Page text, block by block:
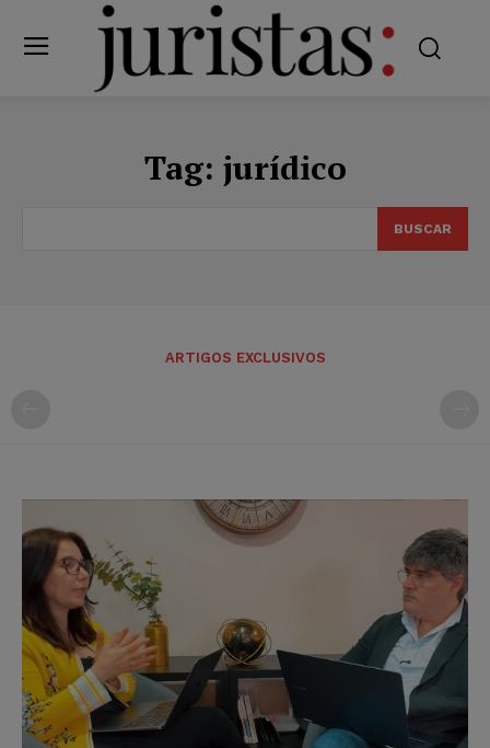
Tag: jurídico
BUSCAR
ARTIGOS EXCLUSIVOS